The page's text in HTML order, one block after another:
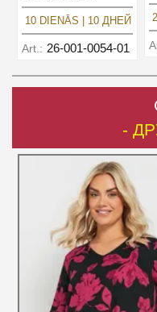
10 DIENĀS | 10 ДНЕЙ
Art.: 26-001-0054-01
-